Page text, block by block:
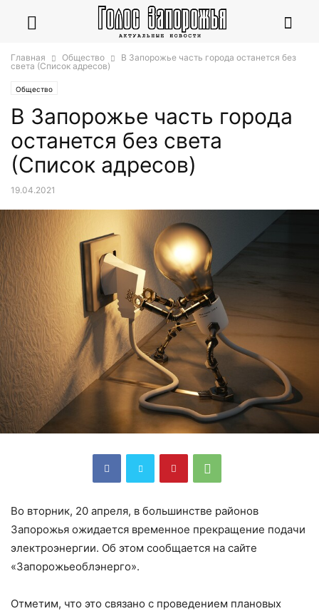
Главная Общество
В Запорожье часть города останется без
света (Список адресов)
Общество
В Запорожье часть города
останется без света
(Список адресов)
19.04.2021
Во вторник, 20 апреля, в большинстве районов
Запорожья ожидается временное прекращение подачи
электроэнергии. Об этом сообщается на сайте
«Запорожьеоблэнерго».
Отметим, что это связано с проведением плановых